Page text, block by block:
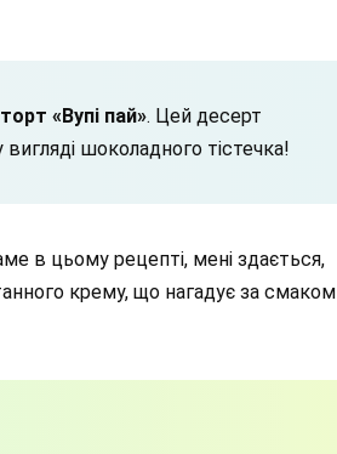
торт «Вупі пай». Цей десерт
шоколадного тістечка!
в цьому рецепті, мені здається,
крему, що нагадує за смаком